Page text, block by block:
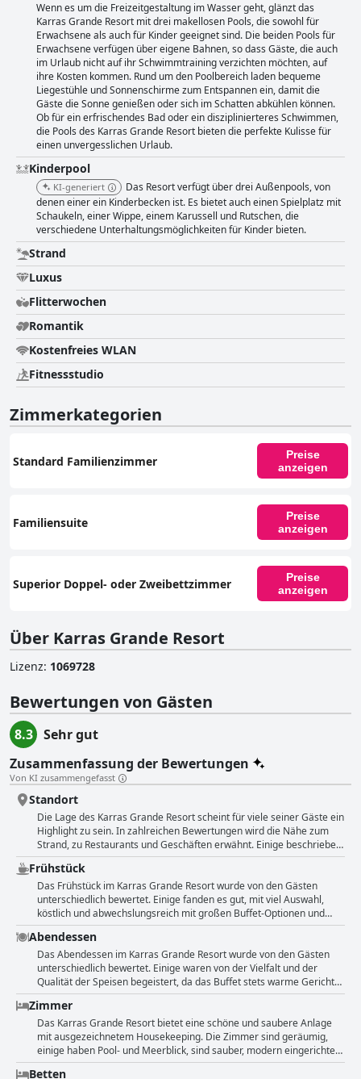
Wenn es um die Freizeitgestaltung im Wasser geht, glänzt das
Karras Grande Resort mit drei makellosen Pools, die sowohl für
Erwachsene als auch für Kinder geeignet sind. Die beiden Pools für
Erwachsene verfügen über eigene Bahnen, so dass Gäste, die auch
im Urlaub nicht auf ihr Schwimmtraining verzichten möchten, auf
ihre Kosten kommen. Rund um den Poolbereich laden bequeme
Liegestühle und Sonnenschirme zum Entspannen ein, damit die
Gäste die Sonne genießen oder sich im Schatten abkühlen können.
Ob für ein erfrischendes Bad oder ein disziplinierteres Schwimmen,
die Pools des Karras Grande Resort bieten die perfekte Kulisse für
einen unvergesslichen Urlaub.
Kinderpool
KI-generiert
Das Resort verfügt über drei Außenpools, von
denen einer ein Kinderbecken ist. Es bietet auch einen Spielplatz mit
Schaukeln, einer Wippe, einem Karussell und Rutschen, die
verschiedene Unterhaltungsmöglichkeiten für Kinder bieten.
Strand
Luxus
Flitterwochen
Romantik
Kostenfreies WLAN
Fitnessstudio
Zimmerkategorien
Standard Familienzimmer
Preise
anzeigen
Familiensuite
Preise
anzeigen
Superior Doppel- oder Zweibettzimmer
Preise
anzeigen
Über Karras Grande Resort
Lizenz: 1069728
Bewertungen von Gästen
8.3
Sehr gut
Zusammenfassung der Bewertungen
Von KI zusammengefasst
Standort
Die Lage des Karras Grande Resort scheint für viele seiner Gäste ein
Highlight zu sein. In zahlreichen Bewertungen wird die Nähe zum
Strand, zu Restaurants und Geschäften erwähnt. Einige beschrieben
es sogar als erstklassig gelegen, im Zentrum von Tsilivi und nur
wenige Gehminuten vom Strand entfernt. Es gab jedoch auch einige
negative Bewertungen, die sich auf die Entfernung zum Strand
bezogen, wobei ein Gast angab, dass der Strand 15 Minuten zu Fuß
entfernt sei. Insgesamt scheint die Lage des Resorts günstig zu sein,
um die Gegend zu erkunden und die örtlichen Annehmlichkeiten zu
genießen.
Frühstück
Das Frühstück im Karras Grande Resort wurde von den Gästen
unterschiedlich bewertet. Einige fanden es gut, mit viel Auswahl,
köstlich und abwechslungsreich mit großen Buffet-Optionen und
lokalen Geschmacksrichtungen. Das Personal war sozial distanziert
und sehr bemüht. Andere hingegen waren enttäuscht von der
begrenzten Auswahl, der sich wiederholenden Speisekarte und dem
chaotischen und unbefriedigenden Erlebnis aufgrund langer
Warteschlangen und zu wenig Personal, um dem Andrang gerecht
zu werden. Es wurden auch Forderungen nach mehr Abwechslung
laut, z. B. nach mehr Croissants und Keksen. Die vegetarischen
Optionen waren begrenzt. Insgesamt haben einige das Frühstück
genossen, aber es gibt noch Raum für Verbesserungen, um die
verschiedenen Geschmäcker und Vorlieben der Gäste zu
befriedigen.
Abendessen
Das Abendessen im Karras Grande Resort wurde von den Gästen
unterschiedlich bewertet. Einige waren von der Vielfalt und der
Qualität der Speisen begeistert, da das Buffet stets warme Gerichte
zur Auswahl bot. Andere hingegen empfanden das Essen als
durchschnittlich, sich wiederholend und wenig abwechslungsreich -
einige kommentierten, dass jeden Tag die gleichen Gerichte serviert
wurden. Einige meinten, das Buffet sei seinen Preis nicht wert und
empfahlen, stattdessen Restaurants in der Nähe zu besuchen. Das
À-la-carte-Restaurant und das in einigen Paketen enthaltene
Zimmer
Das Karras Grande Resort bietet eine schöne und saubere Anlage
mit ausgezeichnetem Housekeeping. Die Zimmer sind geräumig,
einige haben Pool- und Meerblick, sind sauber, modern eingerichtet
und haben bequeme Betten. Die Gäste haben berichtet, dass die
Betten